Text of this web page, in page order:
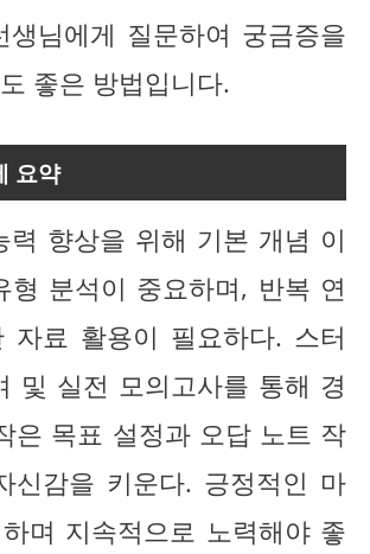
님에게 질문하여 궁금증을
좋은 방법입니다.
요약
력 향상을 위해 기본 개념 이
형 분석이 중요하며, 반복 연
자료 활용이 필요하다. 스터
및 실전 모의고사를 통해 경
은 목표 설정과 오답 노트 작
신감을 키운다. 긍정적인 마
며 지속적으로 노력해야 좋